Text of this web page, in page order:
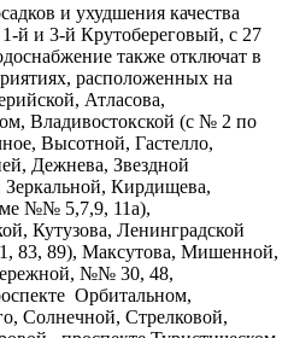
и ухудшения качества
й и 3-й Крутобереговый, с 27
также отключат в
расположенных на
Атласова,
Владивостокской (с № 2 по
Высотной, Гастелло,
Дежнева, Звездной
Кирдищева,
№№ 5,7,9, 11а),
Кутузова, Ленинградской
83, 89), Максутова, Мишенной,
№№ 30, 48,
Орбитальном,
Солнечной, Стрелковой,